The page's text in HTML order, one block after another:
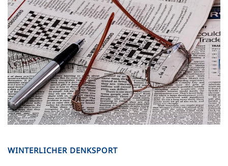
WINTERLICHER DENKSPORT